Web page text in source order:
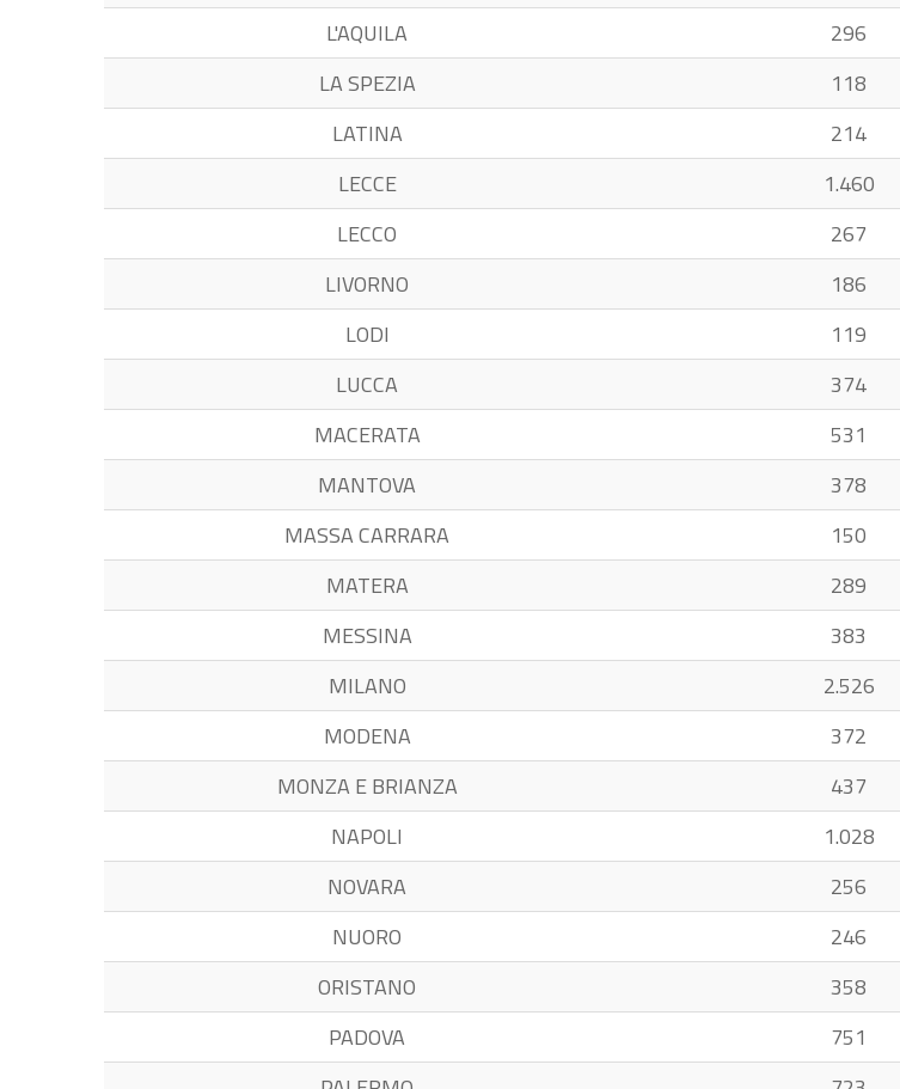
L'AQUILA
296
LA SPEZIA
118
LATINA
214
LECCE
1.460
LECCO
267
LIVORNO
186
LODI
119
LUCCA
374
MACERATA
531
MANTOVA
378
MASSA CARRARA
150
MATERA
289
MESSINA
383
MILANO
2.526
MODENA
372
MONZA E BRIANZA
437
NAPOLI
1.028
NOVARA
256
NUORO
246
ORISTANO
358
PADOVA
751